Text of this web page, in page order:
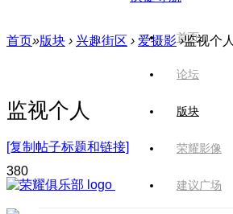
首页
论坛
版块
荣耀影像
建议广场
首页»版块 › 兴趣街区 › 爱摄影 ›监视个人
监视个人
[复制帖子标题和链接]
380